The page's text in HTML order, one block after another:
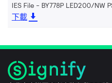
IES File - BY778P LED200/NW
下載